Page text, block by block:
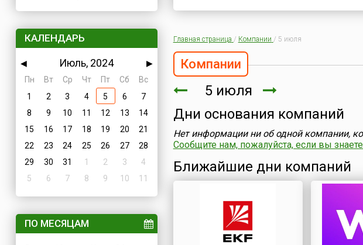
КАЛЕНДАРЬ
◀ Июль, 2024
▶
Пн
Вт Ср Чт Пт Сб
Вс
1
2 3 4 5 6
7
8
9 10 11 12 13
14
15
16 17 18 19 20
21
22
23 24 25 26 27
28
29
30 31 1 2 3
4
5
6 7 8 9 10 11
ПО МЕСЯЦАМ
Главная страница / Компании / 5 июля
Компании
5 июля
Дни основания компаний
Нет информации ни об одной компании,
Сообщите нам, пожалуйста, если вы
Ближайшие дни компаний